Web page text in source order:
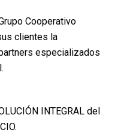
Cooperativo
clientes la
especializados
INTEGRAL del